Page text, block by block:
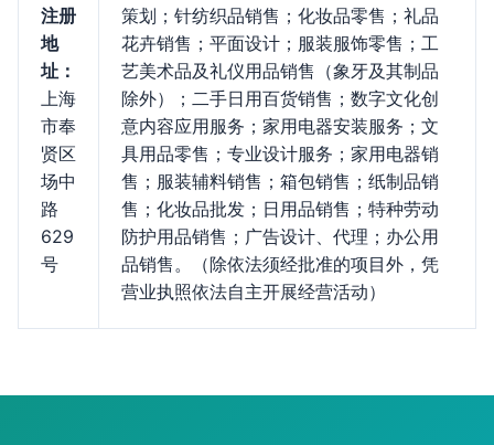
注册
地
址：
上海
市奉
贤区
场中
路
629
号
策划；针纺织品销售；化妆品零售；礼品
花卉销售；平面设计；服装服饰零售；工
艺美术品及礼仪用品销售（象牙及其制品
除外）；二手日用百货销售；数字文化创
意内容应用服务；家用电器安装服务；文
具用品零售；专业设计服务；家用电器销
售；服装辅料销售；箱包销售；纸制品销
售；化妆品批发；日用品销售；特种劳动
防护用品销售；广告设计、代理；办公用
品销售。（除依法须经批准的项目外，凭
营业执照依法自主开展经营活动）